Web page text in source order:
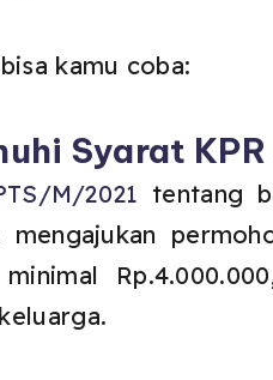
kamu coba:
Syarat
M/2021 tentang